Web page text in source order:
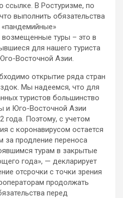
ссылке. В Ростуризме, по
выполнить обязательства
возмещенные туры – это в
для нашего туриста
Восточной Азии.
открытие ряда стран
Мы надеемся, что для
туристов большинство
и Юго-Восточной Азии
года. Поэтому, с учетом
с коронавирусом остается
за продление переноса
турам в закрытые
года», — декларирует
отсрочки с точки зрения
продолжать
перед